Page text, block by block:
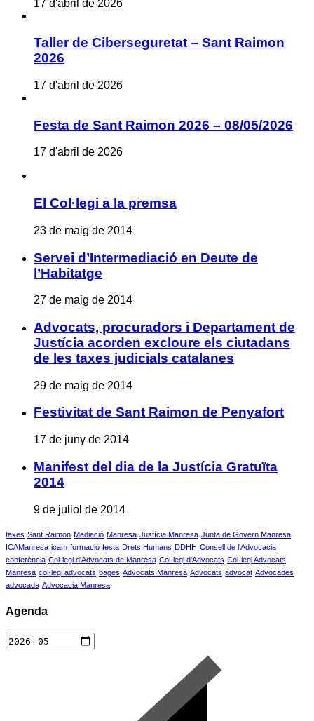
17 d'abril de 2026
Taller de Ciberseguretat – Sant Raimon
2026
17 d'abril de 2026
Festa de Sant Raimon 2026 – 08/05/2026
17 d'abril de 2026
El Col·legi a la premsa
23 de maig de 2014
Servei d’Intermediació en Deute de
l’Habitatge
27 de maig de 2014
Advocats, procuradors i Departament de
Justícia acorden excloure els ciutadans
de les taxes judicials catalanes
29 de maig de 2014
Festivitat de Sant Raimon de Penyafort
17 de juny de 2014
Manifest del dia de la Justícia Gratuïta
2014
9 de juliol de 2014
taxes Sant Raimon Mediació Manresa Justícia Manresa Junta de Govern Manresa
ICAManresa icam formació festa Drets Humans DDHH Consell de l'Advocacia
conferència Col·legi d'Advocats de Manresa Col·legi d'Advocats Col·legi Advocats
Manresa col·legi advocats bages Advocats Manresa Advocats advocat Advocades
advocada Advocacia Manresa
Agenda